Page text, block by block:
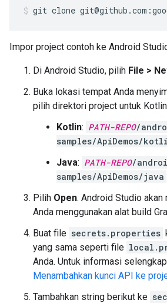
git clone
Impor project contoh ke Android
Di Android Studio, pilih File >
Buka lokasi tempat Anda
pilih direktori project untuk
Kotlin: PATH-REPO/
samples/ApiDemos/
Java: PATH-REPO/
samples/ApiDemos/java
Pilih Open. Android Studio
Anda menggunakan alat build
Buat file secrets.properties
yang sama seperti file
Anda. Untuk informasi
Menambahkan kunci API ke
Tambahkan string berikut ke